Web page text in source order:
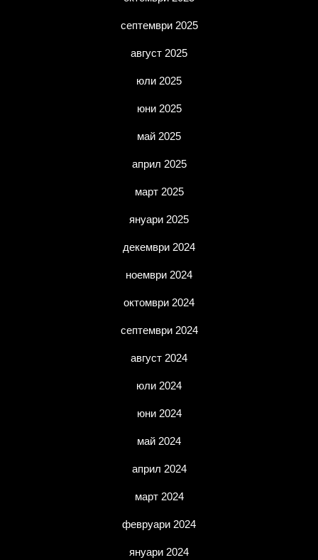
септември 2025
август 2025
юли 2025
юни 2025
май 2025
април 2025
март 2025
януари 2025
декември 2024
ноември 2024
октомври 2024
септември 2024
август 2024
юли 2024
юни 2024
май 2024
април 2024
март 2024
февруари 2024
януари 2024